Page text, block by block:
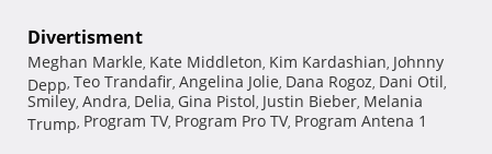
Divertisment
Meghan Markle, Kate Middleton, Kim Kardashian, Johnny
Depp, Teo Trandafir, Angelina Jolie, Dana Rogoz, Dani Otil,
Smiley, Andra, Delia, Gina Pistol, Justin Bieber, Melania
Trump, Program TV, Program Pro TV, Program Antena 1